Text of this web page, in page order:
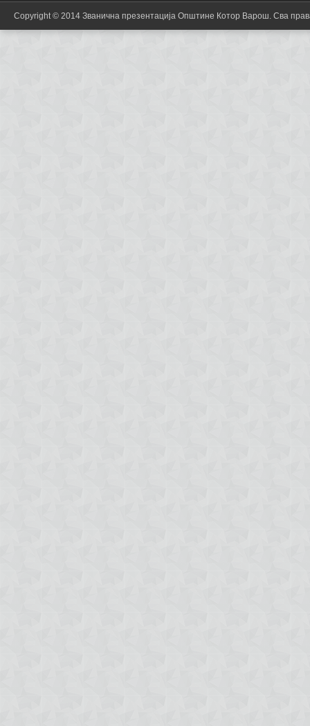
Copyright © 2014 Званична презентација Општине Котор Варош. Сва